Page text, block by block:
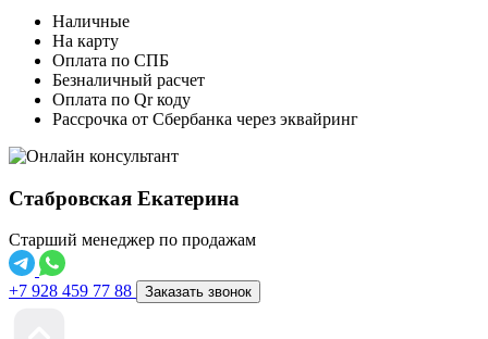
Наличные
На карту
Оплата по СПБ
Безналичный расчет
Оплата по Qr коду
Рассрочка от Сбербанка через эквайринг
Стабровская Екатерина
Старший менеджер по продажам
+7 928 459 77 88 Заказать звонок